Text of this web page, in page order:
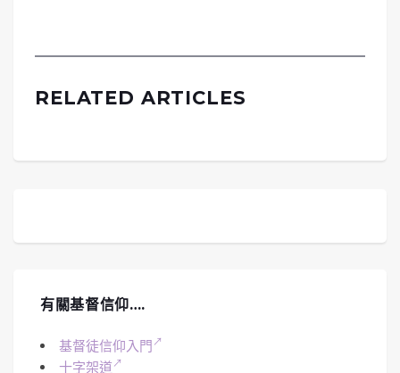
RELATED ARTICLES
有關基督信仰….
基督徒信仰入門
十字架道